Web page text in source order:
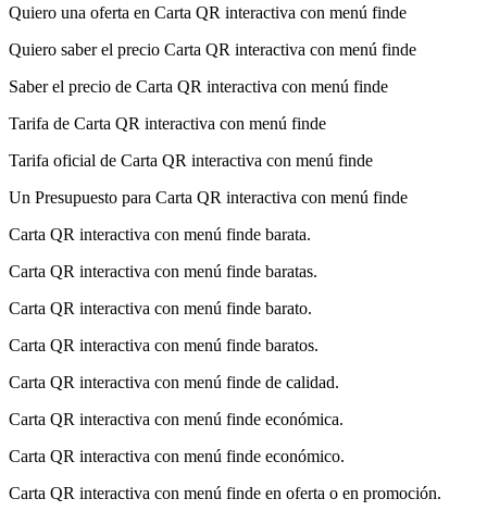
Quiero una oferta en Carta QR interactiva con menú finde
Quiero saber el precio Carta QR interactiva con menú finde
Saber el precio de Carta QR interactiva con menú finde
Tarifa de Carta QR interactiva con menú finde
Tarifa oficial de Carta QR interactiva con menú finde
Un Presupuesto para Carta QR interactiva con menú finde
Carta QR interactiva con menú finde barata.
Carta QR interactiva con menú finde baratas.
Carta QR interactiva con menú finde barato.
Carta QR interactiva con menú finde baratos.
Carta QR interactiva con menú finde de calidad.
Carta QR interactiva con menú finde económica.
Carta QR interactiva con menú finde económico.
Carta QR interactiva con menú finde en oferta o en promoción.